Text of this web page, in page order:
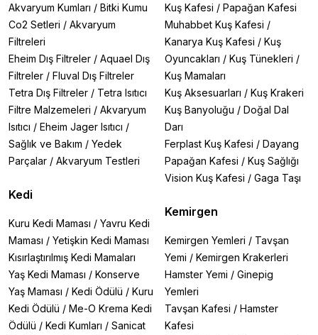
Akvaryum Kumları / Bitki Kumu
Co2 Setleri / Akvaryum
Filtreleri
Eheim Dış Filtreler / Aquael Dış
Filtreler / Fluval Dış Filtreler
Tetra Dış Filtreler / Tetra Isıtıcı
Filtre Malzemeleri / Akvaryum
Isıtıcı / Eheim Jager Isıtıcı /
Sağlık ve Bakım / Yedek
Parçalar / Akvaryum Testleri
Kedi
Kuru Kedi Maması / Yavru Kedi
Maması / Yetişkin Kedi Maması
Kısırlaştırılmış Kedi Mamaları
Yaş Kedi Maması / Konserve
Yaş Maması / Kedi Ödülü / Kuru
Kedi Ödülü / Me-O Krema Kedi
Ödülü / Kedi Kumları / Sanicat
Kuş Kafesi / Papağan Kafesi
Muhabbet Kuş Kafesi /
Kanarya Kuş Kafesi / Kuş
Oyuncakları / Kuş Tünekleri /
Kuş Mamaları
Kuş Aksesuarları / Kuş Krakeri
Kuş Banyoluğu / Doğal Dal
Darı
Ferplast Kuş Kafesi / Dayang
Papağan Kafesi / Kuş Sağlığı
Vision Kuş Kafesi / Gaga Taşı
Kemirgen
Kemirgen Yemleri / Tavşan
Yemi / Kemirgen Krakerleri
Hamster Yemi / Ginepig
Yemleri
Tavşan Kafesi / Hamster
Kafesi